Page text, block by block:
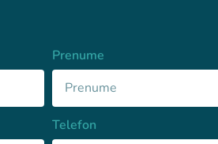
Prenume
Telefon